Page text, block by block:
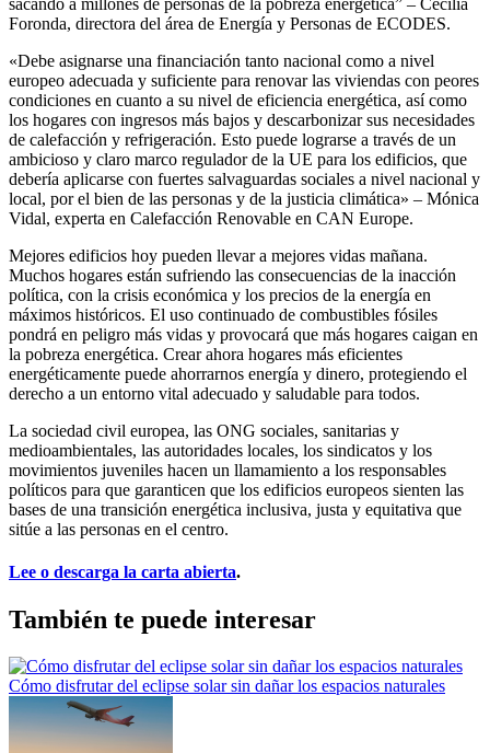
Foronda, directora del área de Energía y Personas de ECODES.
«Debe asignarse una financiación tanto nacional como a nivel
europeo adecuada y suficiente para renovar las viviendas con peores
condiciones en cuanto a su nivel de eficiencia energética, así como
los hogares con ingresos más bajos y descarbonizar sus necesidades
de calefacción y refrigeración. Esto puede lograrse a través de un
ambicioso y claro marco regulador de la UE para los edificios, que
debería aplicarse con fuertes salvaguardas sociales a nivel nacional y
local, por el bien de las personas y de la justicia climática» – Mónica
Vidal, experta en Calefacción Renovable en CAN Europe.
Mejores edificios hoy pueden llevar a mejores vidas mañana.
Muchos hogares están sufriendo las consecuencias de la inacción
política, con la crisis económica y los precios de la energía en
máximos históricos. El uso continuado de combustibles fósiles
pondrá en peligro más vidas y provocará que más hogares caigan en
la pobreza energética. Crear ahora hogares más eficientes
energéticamente puede ahorrarnos energía y dinero, protegiendo el
derecho a un entorno vital adecuado y saludable para todos.
La sociedad civil europea, las ONG sociales, sanitarias y
medioambientales, las autoridades locales, los sindicatos y los
movimientos juveniles hacen un llamamiento a los responsables
políticos para que garanticen que los edificios europeos sienten las
bases de una transición energética inclusiva, justa y equitativa que
sitúe a las personas en el centro.
Lee o descarga la carta abierta.
También te puede interesar
Cómo disfrutar del eclipse solar sin dañar los espacios naturales